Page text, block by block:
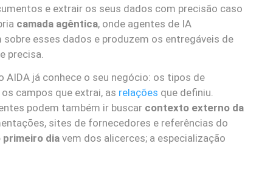
e extrair os seus dados com precisão caso
camada agêntica, onde agentes de IA
esses dados e produzem os entregáveis de
precisa.
AIDA já conhece o seu negócio: os tipos de
campos que extrai, as relações que definiu.
podem também ir buscar contexto externo da
sites de fornecedores e referências do
primeiro diavem dos alicerces; a especialização